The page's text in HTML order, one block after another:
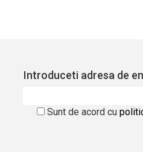
Introduceti adresa de
Sunt de acord cu